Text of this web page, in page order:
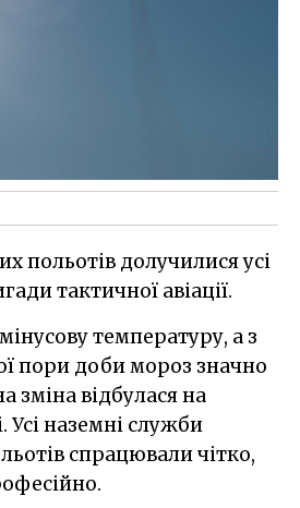
польотів долучилися усі
тактичної авіації.
температуру, а з
пори доби мороз значно
зміна відбулася на
Усі наземні служби
спрацювали чітко,